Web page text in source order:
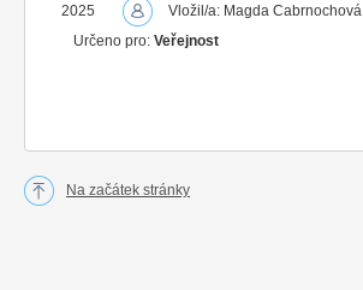
2025
Vložil/a: Magda Cabrnochová
Určeno pro: Veřejnost
Na začátek stránky